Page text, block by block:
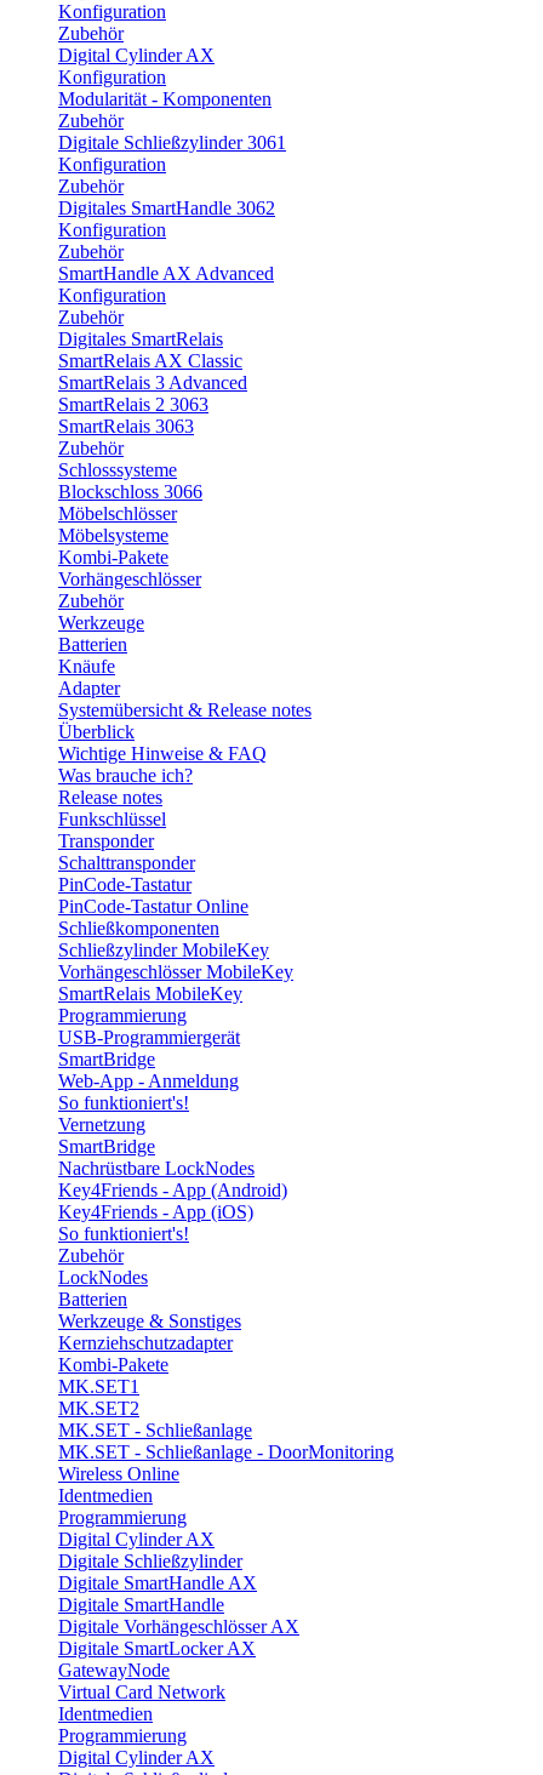
Konfiguration
Zubehör
Digital Cylinder AX
Konfiguration
Modularität - Komponenten
Zubehör
Digitale Schließzylinder 3061
Konfiguration
Zubehör
Digitales SmartHandle 3062
Konfiguration
Zubehör
SmartHandle AX Advanced
Konfiguration
Zubehör
Digitales SmartRelais
SmartRelais AX Classic
SmartRelais 3 Advanced
SmartRelais 2 3063
SmartRelais 3063
Zubehör
Schlosssysteme
Blockschloss 3066
Möbelschlösser
Möbelsysteme
Kombi-Pakete
Vorhängeschlösser
Zubehör
Werkzeuge
Batterien
Knäufe
Adapter
Systemübersicht & Release notes
Überblick
Wichtige Hinweise & FAQ
Was brauche ich?
Release notes
Funkschlüssel
Transponder
Schalttransponder
PinCode-Tastatur
PinCode-Tastatur Online
Schließkomponenten
Schließzylinder MobileKey
Vorhängeschlösser MobileKey
SmartRelais MobileKey
Programmierung
USB-Programmiergerät
SmartBridge
Web-App - Anmeldung
So funktioniert's!
Vernetzung
SmartBridge
Nachrüstbare LockNodes
Key4Friends - App (Android)
Key4Friends - App (iOS)
So funktioniert's!
Zubehör
LockNodes
Batterien
Werkzeuge & Sonstiges
Kernziehschutzadapter
Kombi-Pakete
MK.SET1
MK.SET2
MK.SET - Schließanlage
MK.SET - Schließanlage - DoorMonitoring
Wireless Online
Identmedien
Programmierung
Digital Cylinder AX
Digitale Schließzylinder
Digitale SmartHandle AX
Digitale SmartHandle
Digitale Vorhängeschlösser AX
Digitale SmartLocker AX
GatewayNode
Virtual Card Network
Identmedien
Programmierung
Digital Cylinder AX